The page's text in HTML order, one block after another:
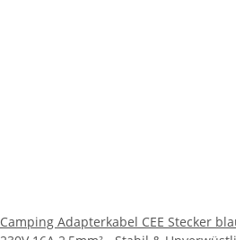
Camping Adapterkabel CEE Stecker